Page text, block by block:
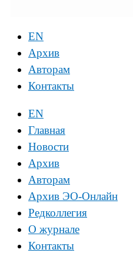
EN
Архив
Авторам
Контакты
EN
Главная
Новости
Архив
Авторам
Архив ЭО-Онлайн
Редколлегия
О журнале
Контакты